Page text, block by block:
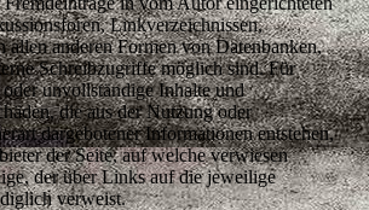
Linkverzeichnissen,
anderen Formen von Datenbanken,
Schreibzugriffe möglich sind. Für
unvollständige Inhalte und
die aus der Nutzung oder
dargebotener Informationen entstehen,
der Seite, auf welche verwiesen
der über Links auf die jeweilige
verweist.